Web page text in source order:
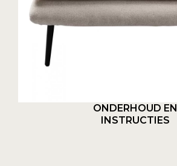
ONDERHOUD EN
INSTRUCTIES